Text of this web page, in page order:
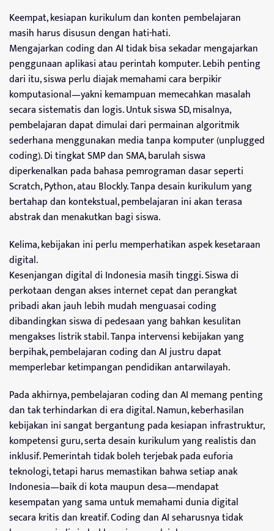
Keempat, kesiapan kurikulum dan konten pembelajaran
masih harus disusun dengan hati-hati.
Mengajarkan coding dan AI tidak bisa sekadar mengajarkan
penggunaan aplikasi atau perintah komputer. Lebih penting
dari itu, siswa perlu diajak memahami cara berpikir
komputasional—yakni kemampuan memecahkan masalah
secara sistematis dan logis. Untuk siswa SD, misalnya,
pembelajaran dapat dimulai dari permainan algoritmik
sederhana menggunakan media tanpa komputer (unplugged
coding). Di tingkat SMP dan SMA, barulah siswa
diperkenalkan pada bahasa pemrograman dasar seperti
Scratch, Python, atau Blockly. Tanpa desain kurikulum yang
bertahap dan kontekstual, pembelajaran ini akan terasa
abstrak dan menakutkan bagi siswa.
Kelima, kebijakan ini perlu memperhatikan aspek kesetaraan
digital.
Kesenjangan digital di Indonesia masih tinggi. Siswa di
perkotaan dengan akses internet cepat dan perangkat
pribadi akan jauh lebih mudah menguasai coding
dibandingkan siswa di pedesaan yang bahkan kesulitan
mengakses listrik stabil. Tanpa intervensi kebijakan yang
berpihak, pembelajaran coding dan AI justru dapat
memperlebar ketimpangan pendidikan antarwilayah.
Pada akhirnya, pembelajaran coding dan AI memang penting
dan tak terhindarkan di era digital. Namun, keberhasilan
kebijakan ini sangat bergantung pada kesiapan infrastruktur,
kompetensi guru, serta desain kurikulum yang realistis dan
inklusif. Pemerintah tidak boleh terjebak pada euforia
teknologi, tetapi harus memastikan bahwa setiap anak
Indonesia—baik di kota maupun desa—mendapat
kesempatan yang sama untuk memahami dunia digital
secara kritis dan kreatif. Coding dan AI seharusnya tidak